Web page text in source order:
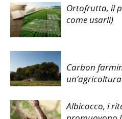
Ortofrutta, il
come usarli)
Carbon
Albicocco, i